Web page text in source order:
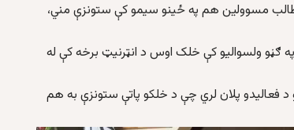
طالب مسوولین هم په ځینو سیمو کې ستونزې مني،
ګڼو ولسوالیو کې خلک اوس د انټرنیټ برخه کې له
فعالیدو پلان لري چې د خلکو پاتې ستونزې به هم